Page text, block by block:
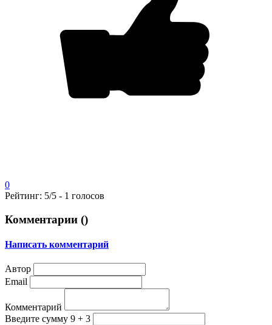
0
Рейтинг: 5/5 - 1 голосов
Комментарии ()
Написать комментарий
Автор
Email
Комментарий
Введите сумму 9 + 3